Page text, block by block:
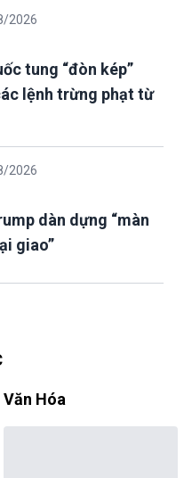
2026
tung “đòn kép”
lệnh trừng phạt từ
2026
dàn dựng “màn
giao”
Văn Hóa